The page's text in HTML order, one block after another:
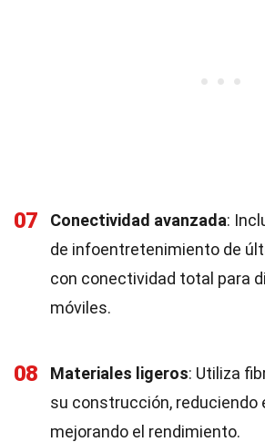
07 Conectividad avanzada:
de infoentretenimiento de
con conectividad total para
móviles.
08 Materiales ligeros: Utiliza
su construcción, reduciendo
mejorando el rendimiento.